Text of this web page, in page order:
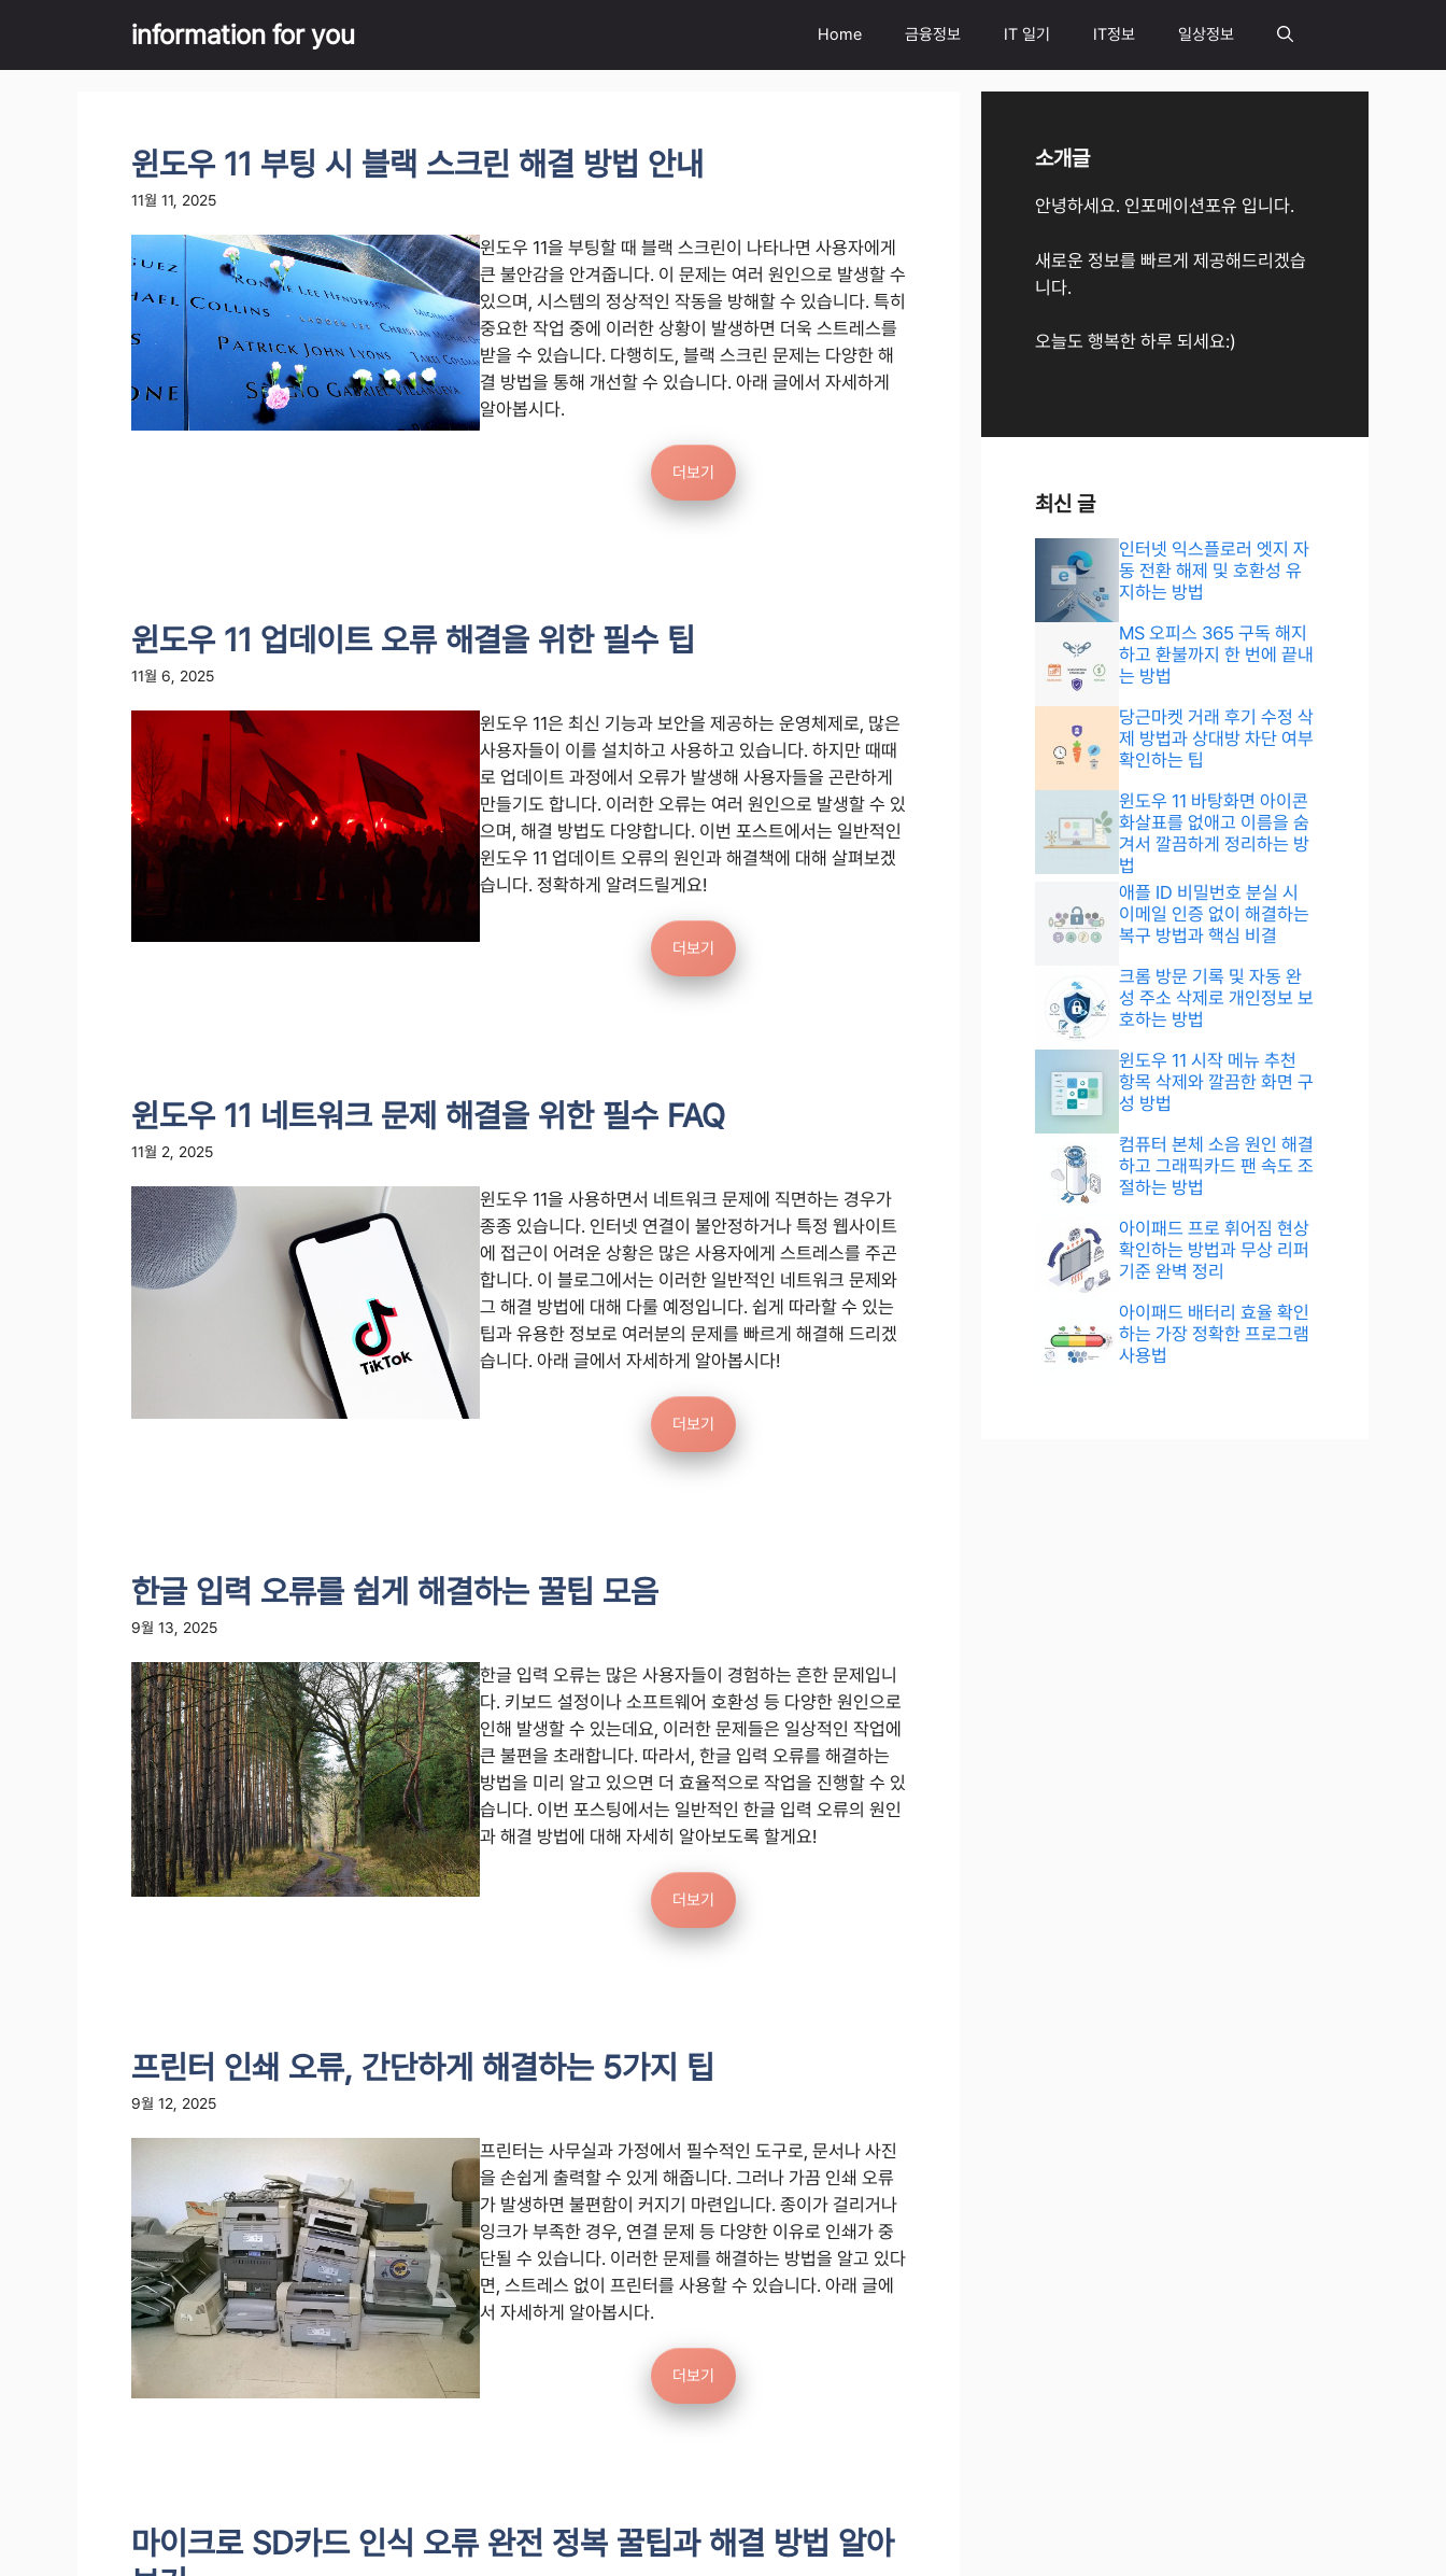
content
information for you Home 금융정보 IT 일기 IT정보 일상정보
윈도우 11 부팅 시 블랙 스크린 해결 방법 안내
11월 11, 2025
윈도우 11을 부팅할 때 블랙 스크린이 나타나면 사용자에게
큰 불안감을 안겨줍니다. 이 문제는 여러 원인으로 발생할 수
있으며, 시스템의 정상적인 작동을 방해할 수 있습니다. 특히
중요한 작업 중에 이러한 상황이 발생하면 더욱 스트레스를
받을 수 있습니다. 다행히도, 블랙 스크린 문제는 다양한 해
결 방법을 통해 개선할 수 있습니다. 아래 글에서 자세하게
알아봅시다.
더보기
윈도우 11 업데이트 오류 해결을 위한 필수 팁
11월 6, 2025
윈도우 11은 최신 기능과 보안을 제공하는 운영체제로, 많은
사용자들이 이를 설치하고 사용하고 있습니다. 하지만 때때
로 업데이트 과정에서 오류가 발생해 사용자들을 곤란하게
만들기도 합니다. 이러한 오류는 여러 원인으로 발생할 수 있
으며, 해결 방법도 다양합니다. 이번 포스트에서는 일반적인
윈도우 11 업데이트 오류의 원인과 해결책에 대해 살펴보겠
습니다. 정확하게 알려드릴게요!
더보기
윈도우 11 네트워크 문제 해결을 위한 필수 FAQ
11월 2, 2025
윈도우 11을 사용하면서 네트워크 문제에 직면하는 경우가
종종 있습니다. 인터넷 연결이 불안정하거나 특정 웹사이트
에 접근이 어려운 상황은 많은 사용자에게 스트레스를 주곤
합니다. 이 블로그에서는 이러한 일반적인 네트워크 문제와
그 해결 방법에 대해 다룰 예정입니다. 쉽게 따라할 수 있는
팁과 유용한 정보로 여러분의 문제를 빠르게 해결해 드리겠
습니다. 아래 글에서 자세하게 알아봅시다!
더보기
한글 입력 오류를 쉽게 해결하는 꿀팁 모음
9월 13, 2025
한글 입력 오류는 많은 사용자들이 경험하는 흔한 문제입니
다. 키보드 설정이나 소프트웨어 호환성 등 다양한 원인으로
인해 발생할 수 있는데요, 이러한 문제들은 일상적인 작업에
큰 불편을 초래합니다. 따라서, 한글 입력 오류를 해결하는
방법을 미리 알고 있으면 더 효율적으로 작업을 진행할 수 있
습니다. 이번 포스팅에서는 일반적인 한글 입력 오류의 원인
과 해결 방법에 대해 자세히 알아보도록 할게요!
더보기
프린터 인쇄 오류, 간단하게 해결하는 5가지 팁
9월 12, 2025
프린터는 사무실과 가정에서 필수적인 도구로, 문서나 사진
을 손쉽게 출력할 수 있게 해줍니다. 그러나 가끔 인쇄 오류
가 발생하면 불편함이 커지기 마련입니다. 종이가 걸리거나
잉크가 부족한 경우, 연결 문제 등 다양한 이유로 인쇄가 중
단될 수 있습니다. 이러한 문제를 해결하는 방법을 알고 있다
면, 스트레스 없이 프린터를 사용할 수 있습니다. 아래 글에
서 자세하게 알아봅시다.
더보기
마이크로 SD카드 인식 오류 완전 정복 꿀팁과 해결 방법 알아
소개글
안녕하세요. 인포메이션포유 입니다.
새로운 정보를 빠르게 제공해드리겠습
니다.
오늘도 행복한 하루 되세요:)
최신 글
인터넷 익스플로러 엣지 자
동 전환 해제 및 호환성 유
지하는 방법
MS 오피스 365 구독 해지
하고 환불까지 한 번에 끝내
는 방법
당근마켓 거래 후기 수정 삭
제 방법과 상대방 차단 여부
확인하는 팁
윈도우 11 바탕화면 아이콘
화살표를 없애고 이름을 숨
겨서 깔끔하게 정리하는 방
법
애플 ID 비밀번호 분실 시
이메일 인증 없이 해결하는
복구 방법과 핵심 비결
크롬 방문 기록 및 자동 완
성 주소 삭제로 개인정보 보
호하는 방법
윈도우 11 시작 메뉴 추천
항목 삭제와 깔끔한 화면 구
성 방법
컴퓨터 본체 소음 원인 해결
하고 그래픽카드 팬 속도 조
절하는 방법
아이패드 프로 휘어짐 현상
확인하는 방법과 무상 리퍼
기준 완벽 정리
아이패드 배터리 효율 확인
하는 가장 정확한 프로그램
사용법